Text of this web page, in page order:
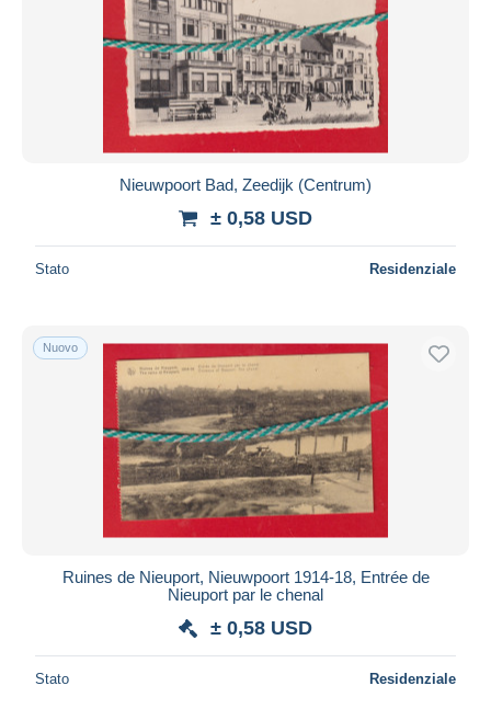
Nieuwpoort Bad, Zeedijk (Centrum)
± 0,58 USD
Stato Residenziale
Nuovo
Ruines de Nieuport, Nieuwpoort 1914-18, Entrée de
Nieuport par le chenal
± 0,58 USD
Stato Residenziale